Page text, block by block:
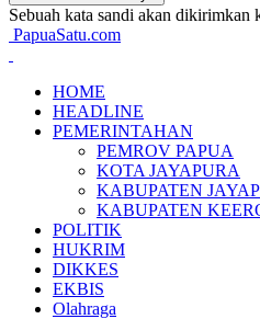
Sebuah kata sandi akan dikirimkan
PapuaSatu.com
HOME
HEADLINE
PEMERINTAHAN
PEMROV PAPUA
KOTA JAYAPURA
KABUPATEN
KABUPATEN
POLITIK
HUKRIM
DIKKES
EKBIS
Olahraga